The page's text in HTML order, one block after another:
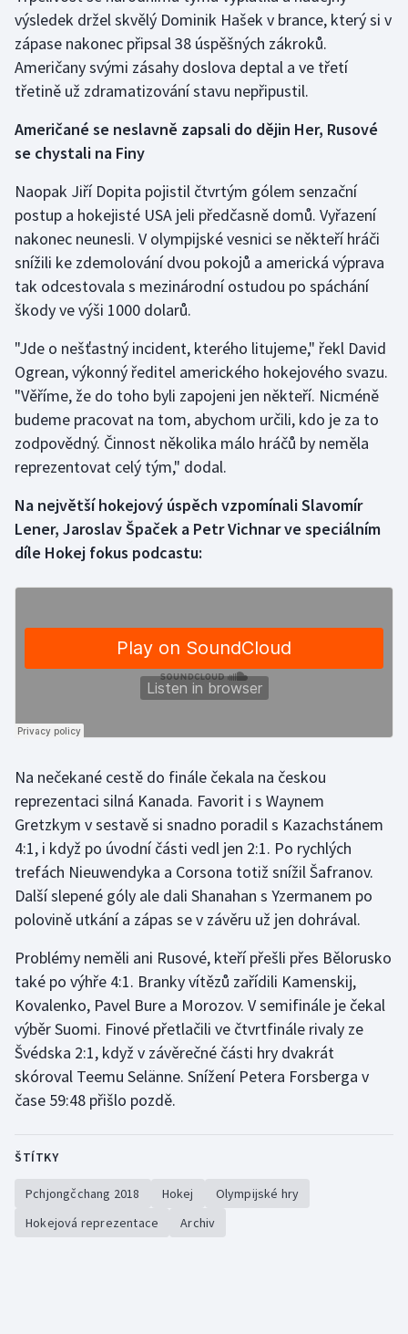
výsledek držel skvělý Dominik Hašek v brance, který si v
zápase nakonec připsal 38 úspěšných zákroků.
Američany svými zásahy doslova deptal a ve třetí
třetině už zdramatizování stavu nepřipustil.
Američané se neslavně zapsali do dějin Her, Rusové
se chystali na Finy
Naopak Jiří Dopita pojistil čtvrtým gólem senzační
postup a hokejisté USA jeli předčasně domů. Vyřazení
nakonec neunesli. V olympijské vesnici se někteří hráči
snížili ke zdemolování dvou pokojů a americká výprava
tak odcestovala s mezinárodní ostudou po spáchání
škody ve výši 1000 dolarů.
"Jde o nešťastný incident, kterého litujeme," řekl David
Ogrean, výkonný ředitel amerického hokejového svazu.
"Věříme, že do toho byli zapojeni jen někteří. Nicméně
budeme pracovat na tom, abychom určili, kdo je za to
zodpovědný. Činnost několika málo hráčů by neměla
reprezentovat celý tým," dodal.
Na největší hokejový úspěch vzpomínali Slavomír
Lener, Jaroslav Špaček a Petr Vichnar ve speciálním
díle Hokej fokus podcastu:
Na nečekané cestě do finále čekala na českou
reprezentaci silná Kanada. Favorit i s Waynem
Gretzkym v sestavě si snadno poradil s Kazachstánem
4:1, i když po úvodní části vedl jen 2:1. Po rychlých
trefách Nieuwendyka a Corsona totiž snížil Šafranov.
Další slepené góly ale dali Shanahan s Yzermanem po
polovině utkání a zápas se v závěru už jen dohrával.
Problémy neměli ani Rusové, kteří přešli přes Bělorusko
také po výhře 4:1. Branky vítězů zařídili Kamenskij,
Kovalenko, Pavel Bure a Morozov. V semifinále je čekal
výběr Suomi. Finové přetlačili ve čtvrtfinále rivaly ze
Švédska 2:1, když v závěrečné části hry dvakrát
skóroval Teemu Selänne. Snížení Petera Forsberga v
čase 59:48 přišlo pozdě.
ŠTÍTKY
Pchjongčchang 2018 Hokej
Olympijské hry
Hokejová reprezentace
Archiv